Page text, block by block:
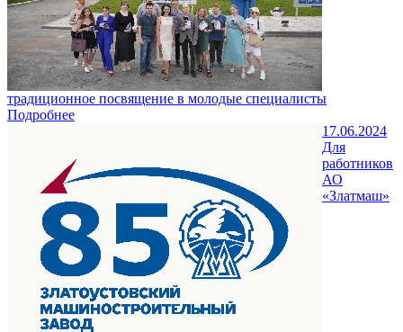
традиционное посвящение в молодые специалисты
Подробнее
17.06.2024
Для
работников
АО
«Златмаш»